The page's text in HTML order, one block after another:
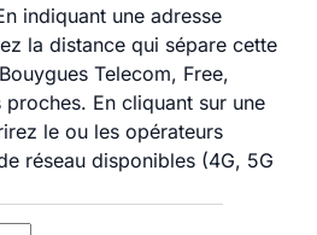
indiquant une adresse
la distance qui sépare cette
Telecom, Free,
proches. En cliquant sur une
le ou les opérateurs
réseau disponibles (4G, 5G